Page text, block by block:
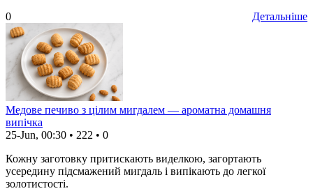
Детальніше
0
Медове печиво з цілим мигдалем — ароматна домашня
випічка
25-Jun, 00:30 • 222 • 0
Кожну заготовку притискають виделкою, загортають
усередину підсмажений мигдаль і випікають до легкої
золотистості.